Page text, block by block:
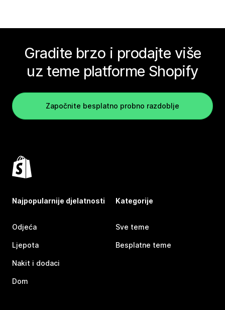
Gradite brzo i prodajte više
uz teme platforme Shopify
Započnite besplatno probno razdoblje
Najpopularnije djelatnosti
Odjeća
Ljepota
Nakit i dodaci
Dom
Kategorije
Sve teme
Besplatne teme